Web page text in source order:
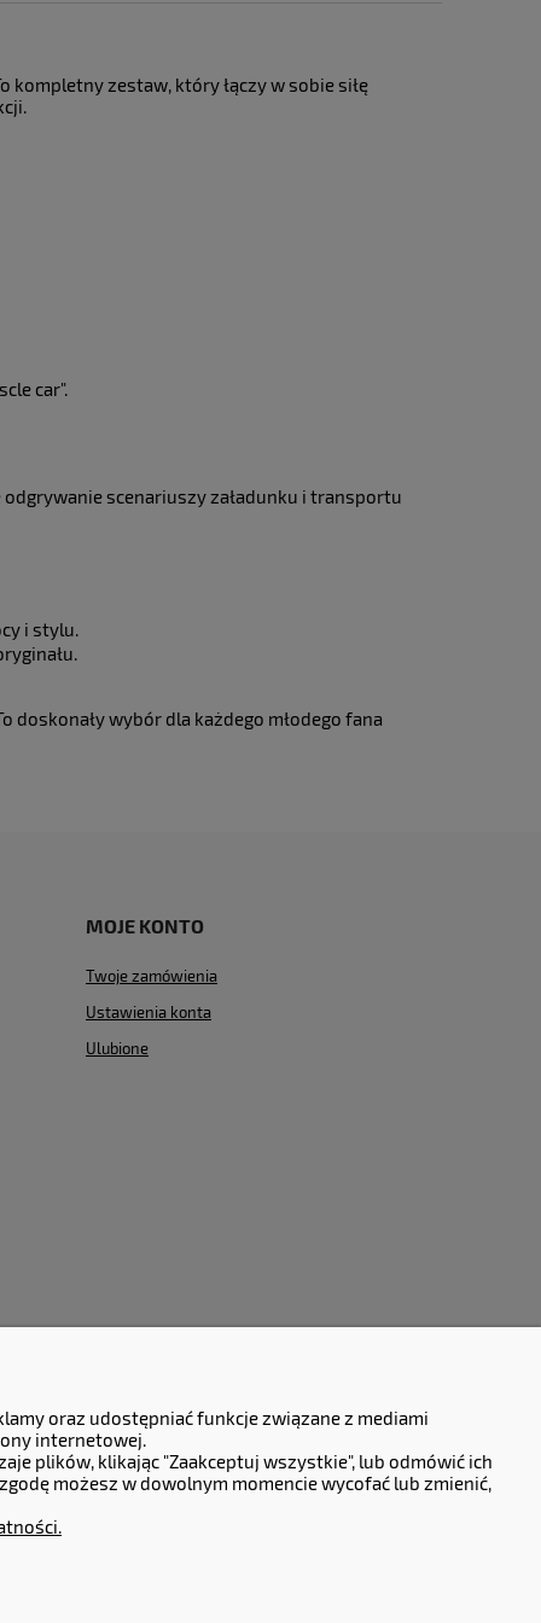
kompletny zestaw, który łączy w sobie siłę
car".
scenariuszy załadunku i transportu
i stylu.
wybór dla każdego młodego fana
MOJE KONTO
Twoje zamówienia
Ustawienia konta
Ulubione
oraz udostępniać funkcje związane z mediami
internetowej.
plików, klikając "Zaakceptuj wszystkie", lub odmówić ich
możesz w dowolnym momencie wycofać lub zmienić,